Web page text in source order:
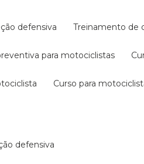
defensiva treinamento de
para motociclistas
curso para
defensiva